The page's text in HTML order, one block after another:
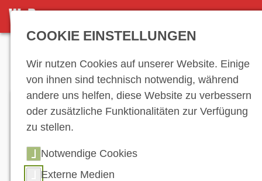
DETAILSEITE
COOKIE EINSTELLUNGEN
Wir nutzen Cookies auf unserer Website. Einige
von ihnen sind technisch notwendig, während
andere uns helfen, diese Website zu verbessern
oder zusätzliche Funktionalitäten zur Verfügung
zu stellen.
Notwendige Cookies
Externe Medien